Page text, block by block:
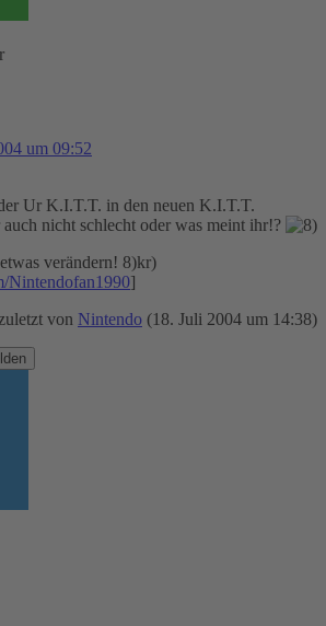
um 09:52
Ur K.I.T.T. in den neuen K.I.T.T.
nicht schlecht oder was meint ihr!?
verändern! 8)kr)
Nintendofan1990]
von Nintendo (18. Juli 2004 um 14:38)